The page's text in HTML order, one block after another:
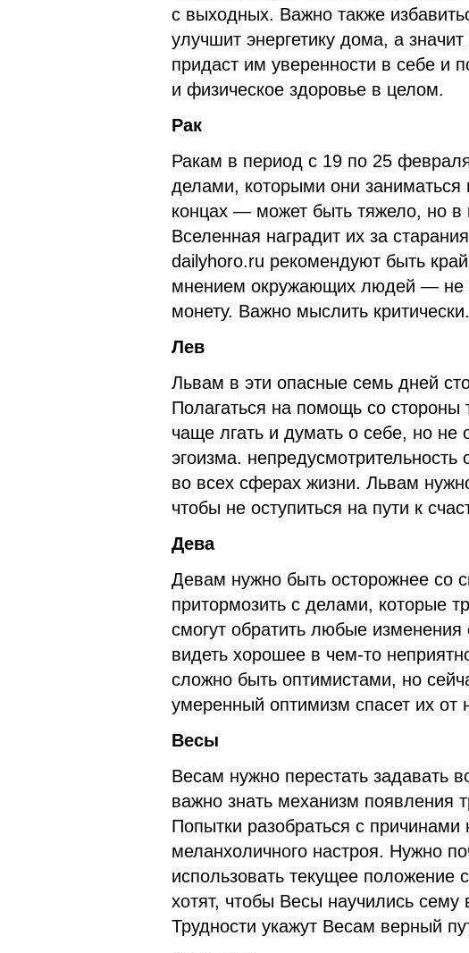
с выходных. Важно также
улучшит энергетику дома, а
придаст им уверенности в себе и
и физическое здоровье в целом.
Рак
Ракам в период с 19 по 25
делами, которыми они заниматься
концах — может быть тяжело, но в
Вселенная наградит их за
dailyhoro.ru рекомендуют быть
мнением окружающих людей — не
монету. Важно мыслить критически.
Лев
Львам в эти опасные семь дней
Полагаться на помощь со стороны
чаще лгать и думать о себе, но
эгоизма. непредусмотрительность
во всех сферах жизни. Львам
чтобы не оступиться на пути к
Дева
Девам нужно быть осторожнее со
притормозить с делами, которые
смогут обратить любые изменения
видеть хорошее в чем-то
сложно быть оптимистами, но
умеренный оптимизм спасет их от
Весы
Весам нужно перестать задавать
важно знать механизм появления
Попытки разобраться с
меланхоличного настроя. Нужно
использовать текущее положение
хотят, чтобы Весы научились
Трудности укажут Весам верный